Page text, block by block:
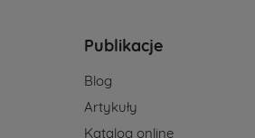
Publikacje
Blog
Artykuły
Katalog online